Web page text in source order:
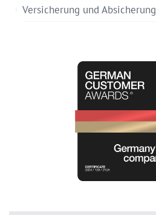
Versicherung und Absicherung